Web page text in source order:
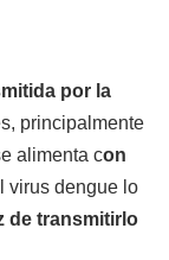
por la
principalmente
alimenta con
virus dengue lo
de transmitirlo